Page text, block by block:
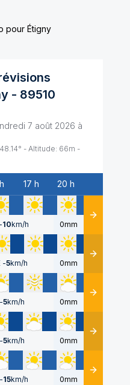
pour Étigny
- 89510
7 août 2026 à
48.14° - Altitude: 66m -
17 h 20 h
-10km/h 0mm Détails
-5km/h 0mm Détails
-5km/h 0mm Détails
-5km/h 0mm Détails
-15km/h 0mm Détails